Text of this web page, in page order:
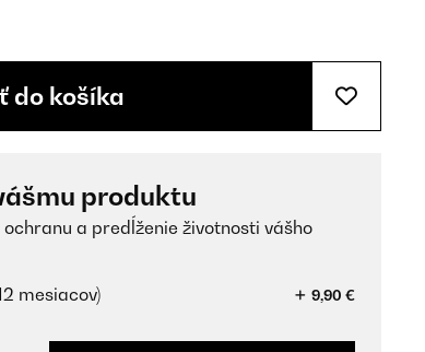
do košíka
produktu
a predĺženie životnosti vášho
mesiacov)
9,90 €